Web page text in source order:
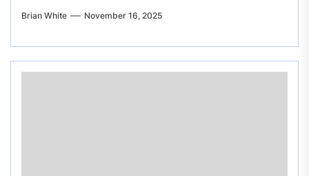
Brian White November 16, 2025